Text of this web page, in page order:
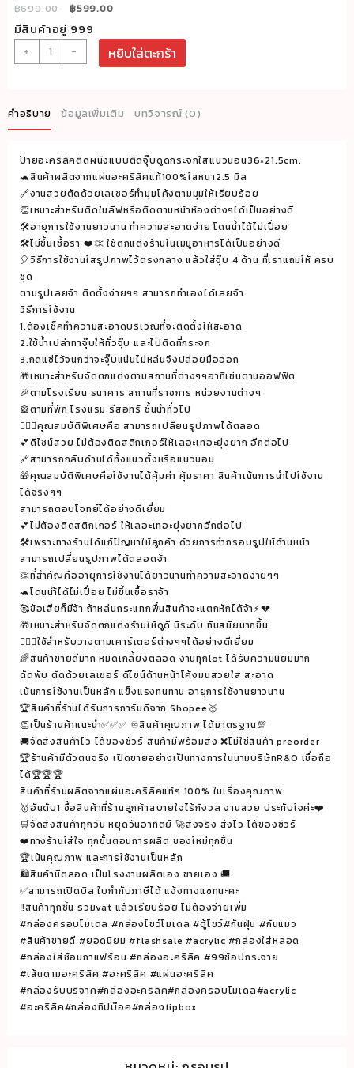
฿699.00
Original
price
was:
฿699.00.
฿599.00Current
is:
฿599.00.
มีสินค้าอยู่ 999
+
จำนวน
ป้า
ริ
ลิ
ด
ผนัง
แบบ
ติด
จุ๊บ
ดูด
กระจก
ใส
แนว
นอน36x21.5cm.
ชิ้น
- หยิบใส่ตะกร้า
คำอธิบาย ข้อมูลเพิ่มเติม บทวิจารณ์ (0)
ป้ายอะคริลิคติดผนังแบบติดจุ๊บดูดกระจกใสแนวนอน36×21.5cm.
🐢สินค้าผลิตจากแผ่นอะคริลิคแท้100%ใสหนา2.5 มิล
🔗งานสวยตัดด้วยเลเซอร์ทำมุมโค้งตามมุมให้เรียบร้อย
👏เหมาะสำหรับติดในลีฟหรือติดตามหน้าห้องต่างๆได้เป็นอย่างดี
🛠อายุการใช้งานยาวนาน ทำความสะอาดง่าย โดนน้ำได้ไม่เปื่อย
🛠ไม่ขึ้นเชื้อรา ❤️👏 ใช้ตกแต่งร้านในเมนูอาหารได้เป็นอย่างดี
🎈วิธีการใช้งานใสรูปภาพไว้ตรงกลาง แล้วใส่จุ๊บ 4 ด้าน ที่เราแถมให้ ครบ
ชุด
ตามรูปเลยจ้า ติดตั้งง่ายๆๆ สามารถทำเองได้เลยจ้า
วิธีการใช้งาน
1.ต้องเช็คทำความสะอาดบริเวณที่จะติดตั้งให้สะอาด
2.ใช้น้ำเปล่าทาจุ๊บให้ทั่วจุ๊บ และไปติดที่กระจก
3.กดแช่ไว้จนกว่าจะจุ๊บแน่นไม่หล่นจึงปล่อยมือออก
🎁เหมาะสำหรับจัดตกแต่งตามสถานที่ต่างๆๆอาทิเช่นตามออฟฟิต
🎉ตามโรงเรียน ธนาคาร สถานที่ราชการ หน่วยงานต่างๆ
🎡ตามที่พัก โรงแรม รีสอทร์ ชั้นนำทั่วไป
🕵🏻‍♀️คุณสมบัติพิเศษคือ สามารถเปลียนรูปภาพได้ตลอด
💕ดีไซน์สวย ไม่ต้องติดสติกเกอร์ให้เลอะเทอะยุ่งยาก อีกต่อไป
🔗สามารถกลับด้านได้ทั้งแนวตั้งหรือแนวนอน
🎁คุณสมบัติพิเศษคือใช้งานได้คุ้มค่า คุ้มราคา สินค้าเน้นการนำไปใช้งาน
ได้จริงๆๆ
สามารถตอบโจทย์ได้อย่างดีเยี่ยม
💕ไม่ต้องติดสติกเกอร์ ให้เลอะเทอะยุ่งยากอีกต่อไป
🛠เพราะทางร้านได้แก้ปัญหาให้ลูกค้า ด้วยการทำกรอบรูปให้ด้านหน้า
สามารถเปลี่ยนรูปภาพได้ตลอดจ้า
👏ที่สำคัญคืออายุการใช้งานได้ยาวนานทำความสะอาดง่ายๆๆ
🐢โดนนำ้ได้ไม่เปื่อย ไม่ขึ้นเชื้อราจ้า
🥰ข้อเสียก็มีจ้า ถ้าหล่นกระแทกพื้นสินค้าจะแตกหักได้จ้า⚡️💔
🎁เหมาะสำหรับจัดตกแต่งร้านให้ดูดี มีระดับ ทันสมัยมากขึ้น
🕵🏻‍♀️ใช้สำหรับวางตามเคาร์เตอร์ต่างๆๆได้อย่างดีเยี่ยม
🌈สินค้าขายดีมาก หมดเกลี้ยงตลอด งานทุกlot ได้รับความนิยมมาก
ดัดพับ ตัดด้วยเลเซอร์ ดีไซน์ด้านหน้าโค้งมนสวยใส สะอาด
เน้นการใช้งานเป็นหลัก แข็งแรงทนทาน อายุการใช้งานยาวนาน
🏆สินค้าที่ร้านได้รับการการันดีจาก Shopee🥇
👏เป็นร้านค้าแนะนำ✅✅✅ ♾สินค้าคุณภาพ ได้มาตรฐาน💯
🚚จัดส่งสินค้าไว ได้ของชัวร์ สินค้ามีพร้อมส่ง ❌ไม่ใช่สินค้า preorder
🏆ร้านค้ามีตัวตนจริง เปิดขายอย่างเป็นทางการในนามบริษัทR&O เชื่อถือ
ได้🏆🏆🏆
สินค้าที่ร้านผลิตจากแผ่นอะคริลิคแท้ๆ 100% ในเรื่องคุณภาพ
🥇อันดับ1 ซื้อสินค้าที่ร้านลูกค้าสบายใจไร้กังวล งานสวย ประทับใจค่ะ❤️
🛒จัดส่งสินค้าทุกวัน หยุดวันอาทิตย์ 🚀ส่งจริง ส่งไว ได้ของชัวร์
❤️ทางร้านใส่ใจ ทุกขั้นตอนการผลิต ของใหม่ทุกชิ้น
🏆เน้นคุณภาพ และการใช้งานเป็นหลัก
🛍สินค้ามีตลอด เป็นโรงงานผลิตเอง ขายเอง 🚚
✅สามารถเปิดบิล ใบกำกับภาษีได้ แจ้งทางแซทนะคะ
‼️สินค้าทุกชิ้น รวมvat แล้วเรียบร้อย ไม่ต้องจ่ายเพิ่ม
#กล่องครอบโมเดล #กล่องโชว์โมเดล #ตู้โชว์#กันฝุ่น #กันแมว
#สินค้าขายดี #ยอดนิยม #flashsale #acrylic #กล่องใส่หลอด
#กล่องใส่ช้อนกาแฟร้อน #กล่องอะคริลิค #99ช้อปกระจาย
#เส้นดามอะคริลิค #อะคริลิค #แผ่นอะคริลิค
#กล่องรับบริจาค#กล่องอะคริลิค#กล่องครอบโมเดล#acrylic
#อะคริลิค#กล่องทิปบ๊อค#กล่องtipbox